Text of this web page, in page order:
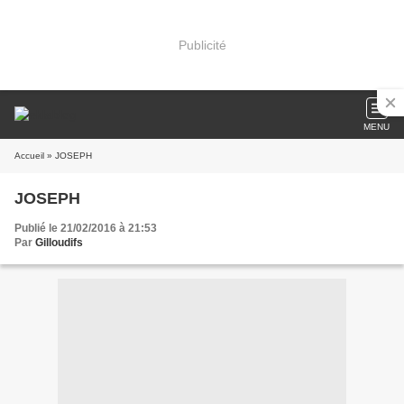
Publicité
MENU
Accueil » JOSEPH
JOSEPH
Publié le 21/02/2016 à 21:53
Par Gilloudifs